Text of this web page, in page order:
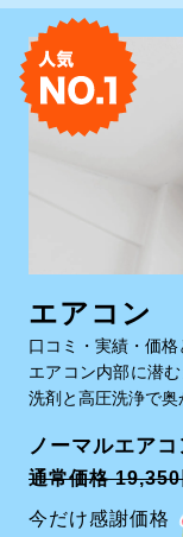
エアコン
口コミ・実績・価格
エアコン内部に潜
洗剤と高圧洗浄で奥
ノーマルエアコ
通常価格
今だけ感謝価格